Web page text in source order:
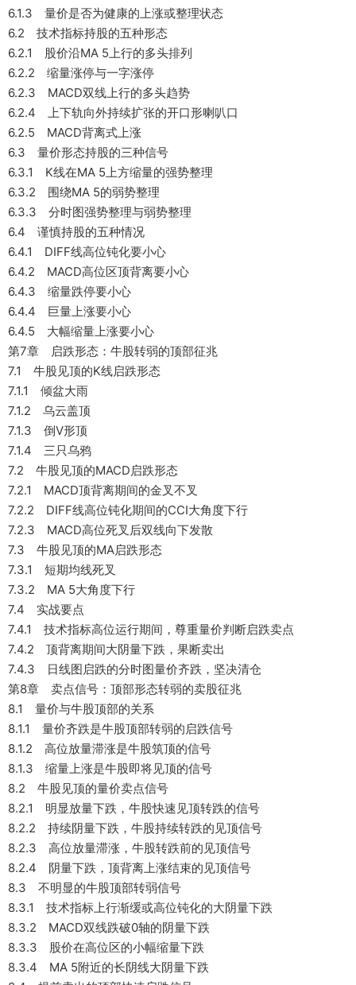
6.1.3 量价是否为健康的上涨或整理状态
6.2 技术指标持股的五种形态
6.2.1 股价沿MA 5上行的多头排列
6.2.2 缩量涨停与一字涨停
6.2.3 MACD双线上行的多头趋势
6.2.4 上下轨向外持续扩张的开口形喇叭口
6.2.5 MACD背离式上涨
6.3 量价形态持股的三种信号
6.3.1 K线在MA 5上方缩量的强势整理
6.3.2 围绕MA 5的弱势整理
6.3.3 分时图强势整理与弱势整理
6.4 谨慎持股的五种情况
6.4.1 DIFF线高位钝化要小心
6.4.2 MACD高位区顶背离要小心
6.4.3 缩量跌停要小心
6.4.4 巨量上涨要小心
6.4.5 大幅缩量上涨要小心
第7章 启跌形态：牛股转弱的顶部征兆
7.1 牛股见顶的K线启跌形态
7.1.1 倾盆大雨
7.1.2 乌云盖顶
7.1.3 倒V形顶
7.1.4 三只乌鸦
7.2 牛股见顶的MACD启跌形态
7.2.1 MACD顶背离期间的金叉不叉
7.2.2 DIFF线高位钝化期间的CCI大角度下行
7.2.3 MACD高位死叉后双线向下发散
7.3 牛股见顶的MA启跌形态
7.3.1 短期均线死叉
7.3.2 MA 5大角度下行
7.4 实战要点
7.4.1 技术指标高位运行期间，尊重量价判断启跌卖点
7.4.2 顶背离期间大阴量下跌，果断卖出
7.4.3 日线图启跌的分时图量价齐跌，坚决清仓
第8章 卖点信号：顶部形态转弱的卖股征兆
8.1 量价与牛股顶部的关系
8.1.1 量价齐跌是牛股顶部转弱的启跌信号
8.1.2 高位放量滞涨是牛股筑顶的信号
8.1.3 缩量上涨是牛股即将见顶的信号
8.2 牛股见顶的量价卖点信号
8.2.1 明显放量下跌，牛股快速见顶转跌的信号
8.2.2 持续阴量下跌，牛股持续转跌的见顶信号
8.2.3 高位放量滞涨，牛股转跌前的见顶信号
8.2.4 阴量下跌，顶背离上涨结束的见顶信号
8.3 不明显的牛股顶部转弱信号
8.3.1 技术指标上行渐缓或高位钝化的大阴量下跌
8.3.2 MACD双线跌破0轴的阴量下跌
8.3.3 股价在高位区的小幅缩量下跌
8.3.4 MA 5附近的长阴线大阴量下跌